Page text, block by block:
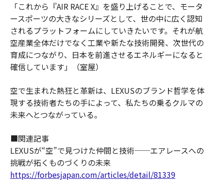
「これから『AIR RACE X』を盛り上げることで、モータ
ースポーツの大きなシリーズとして、世の中に広く認知
されるプラットフォームにしていきたいです。それが航
空産業全体だけでなく工業や新たな技術開発、次世代の
育成につながり、日本を前進させるエネルギーになると
確信しています」（室屋）
空で生まれた熱狂と革新は、LEXUSのブランド哲学を体
現する技術者たちの手によって、私たちの乗るクルマの
未来へとつながっている。
■関連記事
LEXUSが“空”で見つけた仲間と技術──エアレースへの
挑戦が拓くものづくりの未来
https://forbesjapan.com/articles/detail/81339